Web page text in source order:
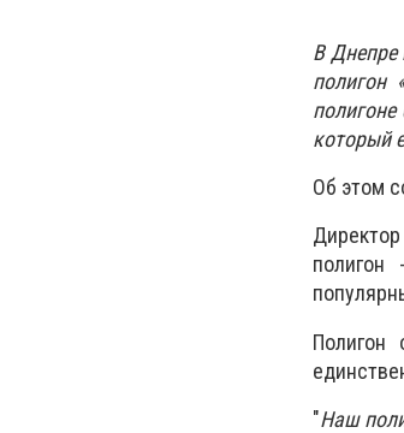
В Днепре
полигон
который
Об этом
полигон
"Наш